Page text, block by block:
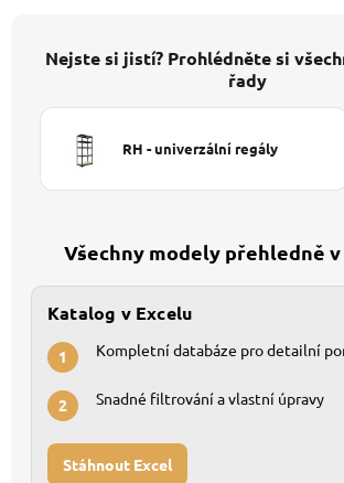
Nejste si jistí? Prohlédněte si
řady
RH - univerzální regály
Všechny modely přehledně
Katalog v Excelu
1 Kompletní databáze pro detailní
2 Snadné filtrování a vlastní úpravy
Stáhnout Excel